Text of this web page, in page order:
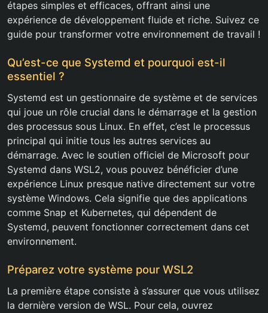
étapes simples et efficaces, offrant ainsi une
expérience de développement fluide et riche. Suivez ce
guide pour transformer votre environnement de travail !
Qu’est-ce que Systemd et pourquoi est-il
essentiel ?
Systemd est un gestionnaire de système et de services
qui joue un rôle crucial dans le démarrage et la gestion
des processus sous Linux. En effet, c’est le processus
principal qui initie tous les autres services au
démarrage. Avec le soutien officiel de Microsoft pour
Systemd dans WSL2, vous pouvez bénéficier d’une
expérience Linux presque native directement sur votre
système Windows. Cela signifie que des applications
comme Snap et Kubernetes, qui dépendent de
Systemd, peuvent fonctionner correctement dans cet
environnement.
Préparez votre système pour WSL2
La première étape consiste à s’assurer que vous utilisez
la dernière version de WSL. Pour cela, ouvrez